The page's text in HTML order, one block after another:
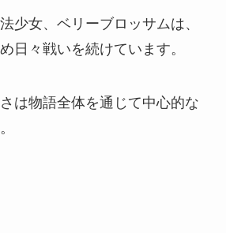
少女、ベリーブロッサムは、
日々戦いを続けています。
は物語全体を通じて中心的な